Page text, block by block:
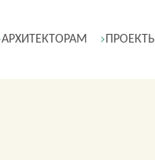
АРХИТЕКТОРАМ ПРОЕКТЫ